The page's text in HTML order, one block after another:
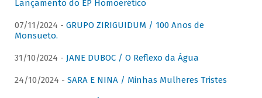
Lançamento do EP Homoerético
07/11/2024 - GRUPO ZIRIGUIDUM / 100 Anos de
Monsueto.
31/10/2024 - JANE DUBOC / O Reflexo da Água
24/10/2024 - SARA E NINA / Minhas Mulheres Tristes